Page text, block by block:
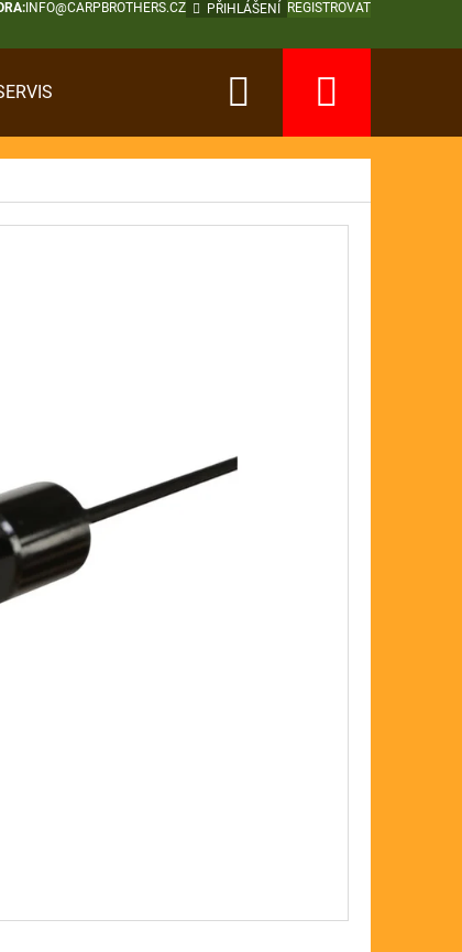
INFO@CARPBROTHERS.CZ PŘIHLÁŠENÍ REGISTROVAT
Hledat